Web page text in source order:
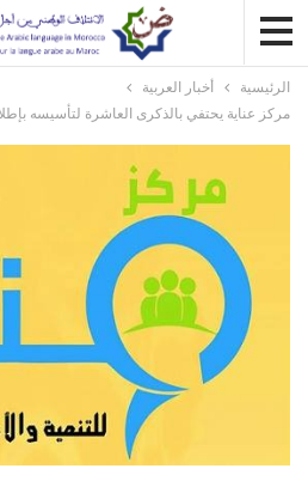
الرئيسية
أخبار العربية
مركز عناية يحتفي بالذكرى العاشرة لتأسيسه